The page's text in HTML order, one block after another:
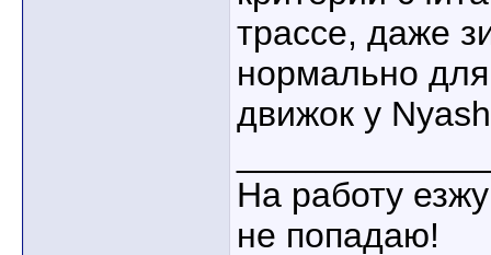
трассе, даже
нормально
движок у
На работу
не попадаю!